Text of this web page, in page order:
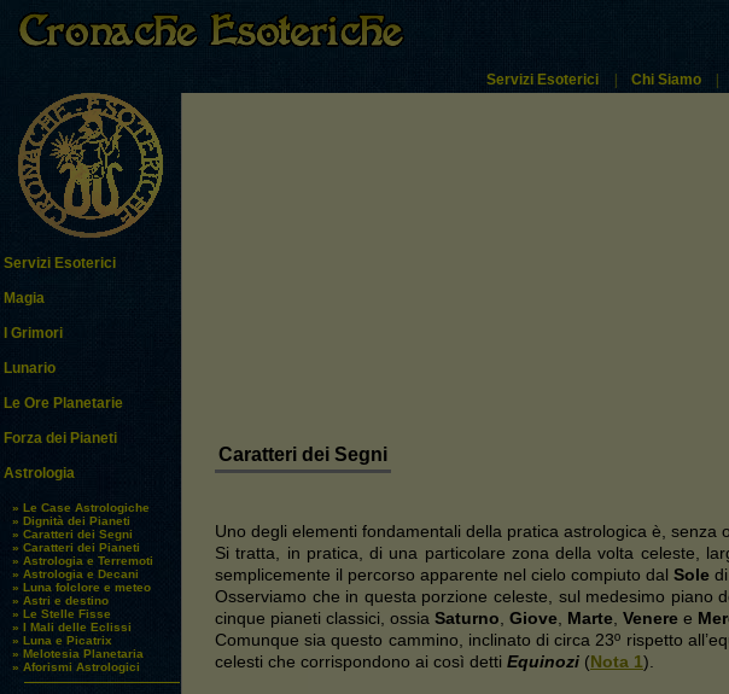
Servizi Esoterici | Chi Siamo |
Servizi Esoterici
Magia
I Grimori
Lunario
Le Ore Planetarie
Forza dei Pianeti
Astrologia
» Le Case Astrologiche
» Dignità dei Pianeti
» Caratteri dei Segni
» Caratteri dei Pianeti
» Astrologia e Terremoti
» Astrologia e Decani
» Luna folclore e meteo
» Astri e destino
» Le Stelle Fisse
» I Mali delle Eclissi
» Luna e Picatrix
» Melotesia Planetaria
» Aforismi Astrologici
Caratteri dei Segni
Uno degli elementi fondamentali della pratica astrologica è, senza
Si tratta, in pratica, di una particolare zona della volta celeste,
semplicemente il percorso apparente nel cielo compiuto dal Sole
Osserviamo che in questa porzione celeste, sul medesimo piano
cinque pianeti classici, ossia Saturno, Giove, Marte, Venere e
Comunque sia questo cammino, inclinato di circa 23º rispetto
celesti che corrispondono ai così detti Equinozi (Nota 1).